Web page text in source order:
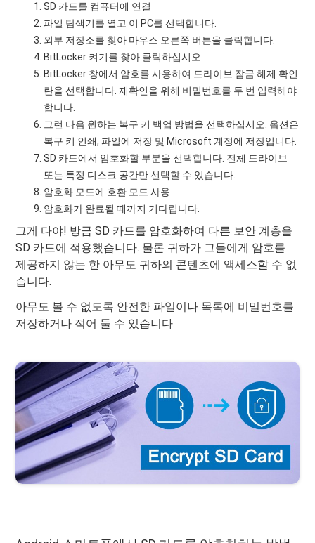
SD 카드를 컴퓨터에 연결
파일 탐색기를 열고 이 PC를 선택합니다.
외부 저장소를 찾아 마우스 오른쪽 버튼을 클릭합니다.
BitLocker 켜기를 찾아 클릭하십시오.
BitLocker 창에서 암호를 사용하여 드라이브 잠금 해제 확인
란을 선택합니다. 재확인을 위해 비밀번호를 두 번 입력해야
합니다.
그런 다음 원하는 복구 키 백업 방법을 선택하십시오. 옵션은
복구 키 인쇄, 파일에 저장 및 Microsoft 계정에 저장입니다.
SD 카드에서 암호화할 부분을 선택합니다. 전체 드라이브
또는 특정 디스크 공간만 선택할 수 있습니다.
암호화 모드에 호환 모드 사용
암호화가 완료될 때까지 기다립니다.
그게 다야! 방금 SD 카드를 암호화하여 다른 보안 계층을
SD 카드에 적용했습니다. 물론 귀하가 그들에게 암호를
제공하지 않는 한 아무도 귀하의 콘텐츠에 액세스할 수 없
습니다.
아무도 볼 수 없도록 안전한 파일이나 목록에 비밀번호를
저장하거나 적어 둘 수 있습니다.